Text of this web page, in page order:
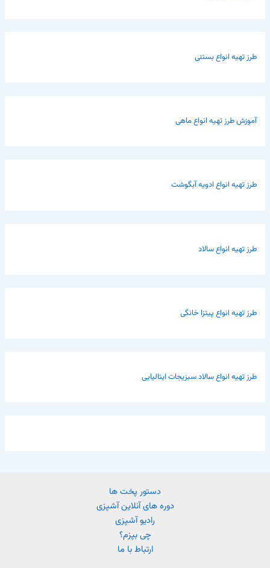
طرز تهیه انواع بستنی
آموزش طرز تهیه انواع ماهی
طرز تهیه انواع ادویه آبگوشت
طرز تهیه انواع سالاد
طرز تهیه انواع پیتزا خانگی
طرز تهیه انواع سالاد سبزیجات ایتالیایی
دستور پخت ها
دوره های آنلاین آشپزی
رادیو آشپزی
چی بپزم؟
ارتباط با ما